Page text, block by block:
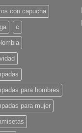
con capucha
c
para hombres
para mujer